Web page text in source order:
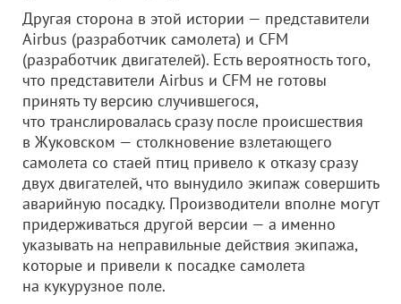
Другая сторона в этой истории — представители
Airbus (разработчик самолета) и CFM
(разработчик двигателей). Есть вероятность того,
что представители Airbus и CFM не готовы
принять ту версию случившегося,
что транслировалась сразу после происшествия
в Жуковском — столкновение взлетающего
самолета со стаей птиц привело к отказу сразу
двух двигателей, что вынудило экипаж совершить
аварийную посадку. Производители вполне могут
придерживаться другой версии — а именно
указывать на неправильные действия экипажа,
которые и привели к посадке самолета
на кукурузное поле.